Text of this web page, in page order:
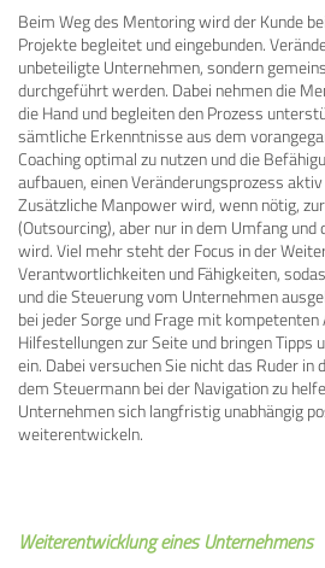
Beim Weg des Mentoring wird der Kunde
Projekte begleitet und eingebunden.
unbeteiligte Unternehmen, sondern
durchgeführt werden. Dabei nehmen die
die Hand und begleiten den Prozess
sämtliche Erkenntnisse aus dem
Coaching optimal zu nutzen und die
aufbauen, einen Veränderungsprozess
Zusätzliche Manpower wird, wenn nötig,
(Outsourcing), aber nur in dem Umfang
wird. Viel mehr steht der Focus in der
Verantwortlichkeiten und Fähigkeiten,
und die Steuerung vom Unternehmen
bei jeder Sorge und Frage mit
Hilfestellungen zur Seite und bringen Tipps
ein. Dabei versuchen Sie nicht das Ruder in
dem Steuermann bei der Navigation zu
Unternehmen sich langfristig unabhängig
weiterentwickeln.
Weiterentwicklung eines Unternehmens